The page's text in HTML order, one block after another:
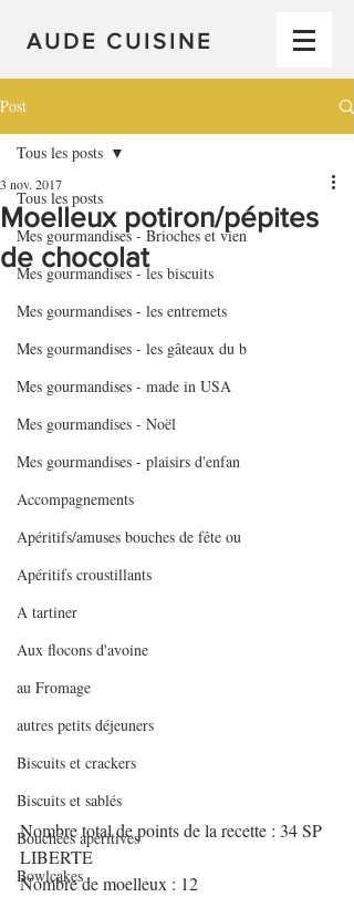
AUDE CUISINE
Post
Tous les posts
Mes gourmandises - Brioches et vien
Mes gourmandises - les biscuits
Mes gourmandises - les entremets
Mes gourmandises - les gâteaux du b
Mes gourmandises - made in USA
Mes gourmandises - Noël
Mes gourmandises - plaisirs d'enfan
Accompagnements
Apéritifs/amuses bouches de fête ou
Apéritifs croustillants
A tartiner
Aux flocons d'avoine
au Fromage
autres petits déjeuners
Biscuits et crackers
Biscuits et sablés
Bouchées apéritives
Bowlcakes
Tous les posts
Moelleux potiron/pépites
de chocolat
3 nov. 2017
Nombre total de points de la recette : 34 SP
LIBERTE
Nombre de moelleux : 12